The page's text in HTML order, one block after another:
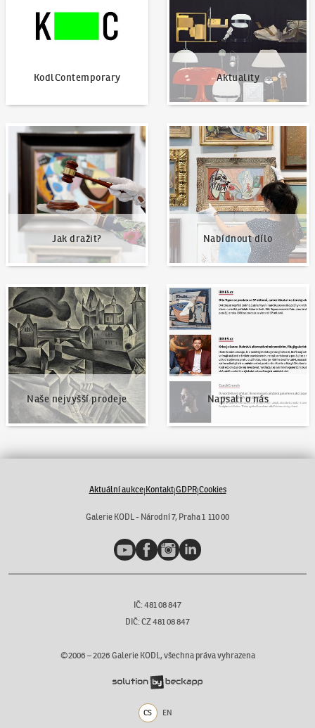
KodlContemporary Aktuality
Jak dražit?
Jak dražit?
Nabídnout dílo
Nabídnout dílo
Naše nejvyšší prodeje
Naše nejvyšší prodeje
Napsali o nás
Napsali o nás
Aktuální aukce|Kontakt|GDPR|Cookies
Galerie KODL - Národní 7, Praha 1 110 00
YouTubeFacebookInstagramLinkedIn
IČ: 481 08 847
DIČ: CZ 481 08 847
©2006 –2026 Galerie KODL, všechna práva vyhrazena
CS EN